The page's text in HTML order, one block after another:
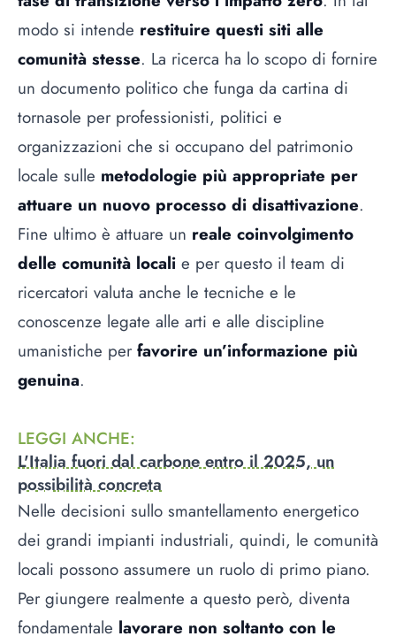
modo si intende restituire questi siti alle
comunità stesse. La ricerca ha lo scopo di fornire
un documento politico che funga da cartina di
tornasole per professionisti, politici e
organizzazioni che si occupano del patrimonio
locale sulle metodologie più appropriate per
attuare un nuovo processo di disattivazione.
Fine ultimo è attuare un reale coinvolgimento
delle comunità locali e per questo il team di
ricercatori valuta anche le tecniche e le
conoscenze legate alle arti e alle discipline
umanistiche per favorire un’informazione più
genuina.
LEGGI ANCHE:
L'Italia fuori dal carbone entro il 2025, un
possibilità concreta
Nelle decisioni sullo smantellamento energetico
dei grandi impianti industriali, quindi, le comunità
locali possono assumere un ruolo di primo piano.
Per giungere realmente a questo però, diventa
fondamentale lavorare non soltanto con le